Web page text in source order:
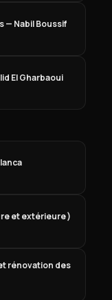
— Nabil Boussif
El Gharbaoui
et extérieure )
rénovation des